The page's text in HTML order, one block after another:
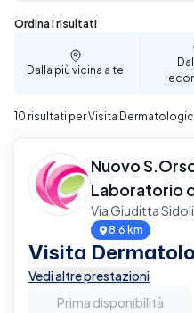
Sono stati trovati 10 risultati
Ordina i risultati
Dalla più vicina a te
10 risultati per Visita
Nuovo
Laboratorio
Via Giuditta
8.6 km
Visita
Vedi altre prestazioni
Prima disponibilità